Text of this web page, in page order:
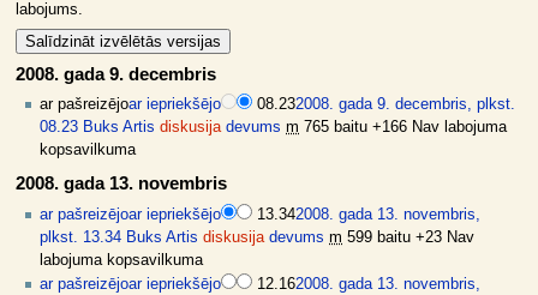
labojums.
2008. gada 9. decembris
ar pašreizējoar iepriekšējo 08.232008. gada 9. decembris, plkst.
08.23 Buks Artis diskusija devums m 765 baitu +166 Nav labojuma
kopsavilkuma
2008. gada 13. novembris
ar pašreizējoar iepriekšējo 13.342008. gada 13. novembris,
plkst. 13.34 Buks Artis diskusija devums m 599 baitu +23 Nav
labojuma kopsavilkuma
ar pašreizējoar iepriekšējo 12.162008. gada 13. novembris,